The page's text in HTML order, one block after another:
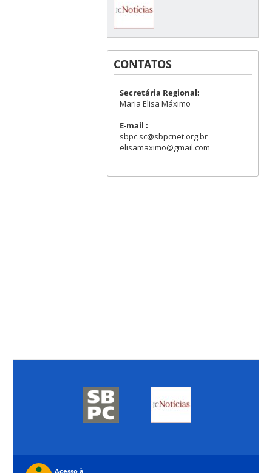
CONTATOS
Secretária Regional:
Maria Elisa Máximo
E-mail :
sbpc.sc@sbpcnet.org.br
elisamaximo@gmail.com